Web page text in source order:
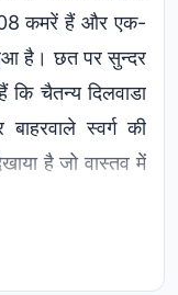
कमरें हैं और एक-
है। छत पर सुन्दर
कि चैतन्य दिलवाडा
स्वर्ग की
है जो वास्तव में